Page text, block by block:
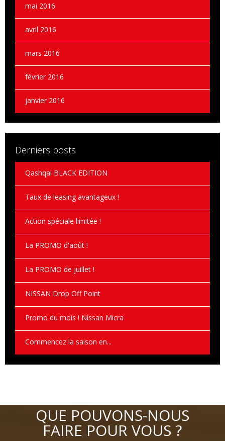
mai 2016
avril 2016
mars 2016
février 2016
janvier 2016
Derniers posts
Qashqai BLACK EDITION
Taux de leasing avantageux !
Action spéciale limitée !
La PROMO d'août !
La PROMO de juillet !
NISSAN Drop Off Point
Promo du mois ! Nissan Micra
Commencez la saison en...
QUE POUVONS-NOUS
FAIRE POUR VOUS ?